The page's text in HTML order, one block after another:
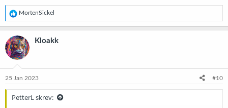
R
e
a
k
s
j
o
e
MortenSickel
Kloakk
25 Jan 2023 #10
PetterL skrev: